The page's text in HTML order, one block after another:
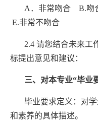
A ．非常吻合 B.
E.非常不吻合
2.4 请您结合未来工
标提出意见和建议：
三、对本专业“毕业
毕业要求定义：对
和素养的具体描述。